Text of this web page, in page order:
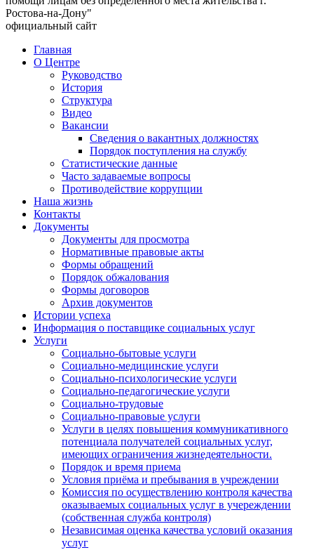
Ростова-на-Дону"
официальный сайт
Главная
О Центре
Руководство
История
Структура
Видео
Вакансии
Сведения о вакантных должностях
Порядок поступления на службу
Статистические данные
Часто задаваемые вопросы
Противодействие коррупции
Наша жизнь
Контакты
Документы
Документы для просмотра
Нормативные правовые акты
Формы обращений
Порядок обжалования
Формы договоров
Архив документов
Истории успеха
Информация о поставщике социальных услуг
Услуги
Социально-бытовые услуги
Социально-медицинские услуги
Социально-психологические услуги
Социально-педагогические услуги
Социально-трудовые
Социально-правовые услуги
Услуги в целях повышения коммуникативного
потенциала получателей социальных услуг,
имеющих ограничения жизнедеятельности.
Порядок и время приема
Условия приёма и пребывания в учреждении
Комиссия по осуществлению контроля качества
оказываемых социальных услуг в учереждении
(собственная служба контроля)
Независимая оценка качества условий оказания
услуг